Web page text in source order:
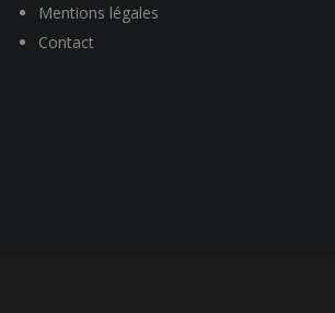
Mentions légales
Contact